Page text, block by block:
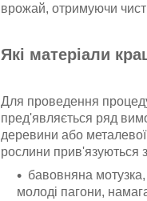
врожай, отримуючи
Які матеріали
Для проведення
пред'являється ряд
деревини або
рослини прив'язуються
бавовняна мотузка,
молоді пагони,